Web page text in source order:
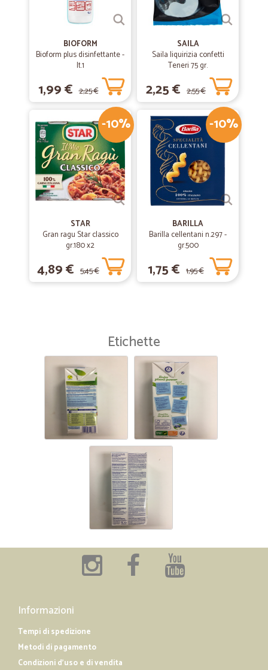
BIOFORM
Bioform plus disinfettante -
lt.1
1,99 € 2,25 €
SAILA
Saila liquirizia confetti
Teneri 75 gr.
2,25 € 2,55 €
-10%
STAR
Gran ragu Star classico
gr.180 x2
4,89 € 5,45 €
-10%
BARILLA
Barilla cellentani n.297 -
gr.500
1,75 € 1,95 €
Etichette
Informazioni
Tempi di spedizione
Metodi di pagamento
Condizioni d'uso e di vendita